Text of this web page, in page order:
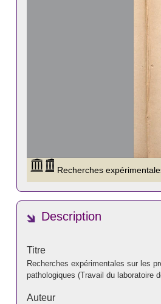
Description
Titre
Recherches expérimentales sur les
pathologiques (Travail du laboratoire
Auteur